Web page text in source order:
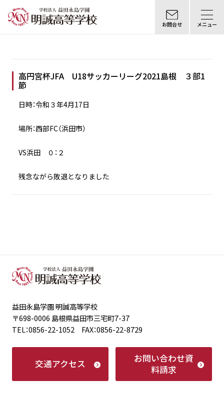
お問合せ メニュー
高円宮杯JFA U18サッカーリーグ2021島根 ３部1
節
日時：令和３年4月17日
場所：西部FC（浜田市）
VS浜田 ０：２
残念ながら敗退となりました
益田永島学園 明誠高等学校
〒698-0006 島根県益田市三宅町7-37
TEL：0856-22-1052 FAX：0856-22-8729
交通アクセス お問い合わせ資
料請求